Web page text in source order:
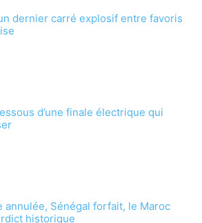
dernier carré explosif entre favoris
d’une finale électrique qui
annulée, Sénégal forfait, le Maroc
historique